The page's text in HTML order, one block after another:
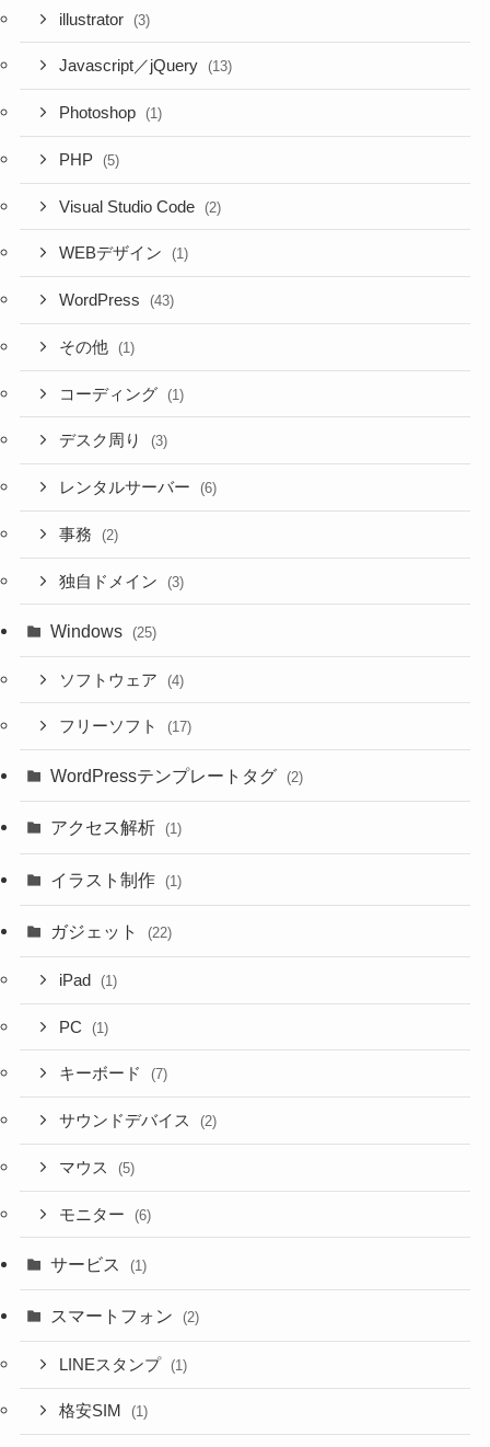
illustrator (3)
Javascript／jQuery (13)
Photoshop (1)
PHP (5)
Visual Studio Code (2)
WEBデザイン (1)
WordPress (43)
その他 (1)
コーディング (1)
デスク周り (3)
レンタルサーバー (6)
事務 (2)
独自ドメイン (3)
Windows (25)
ソフトウェア (4)
フリーソフト (17)
WordPressテンプレートタグ (2)
アクセス解析 (1)
イラスト制作 (1)
ガジェット (22)
iPad (1)
PC (1)
キーボード (7)
サウンドデバイス (2)
マウス (5)
モニター (6)
サービス (1)
スマートフォン (2)
LINEスタンプ (1)
格安SIM (1)